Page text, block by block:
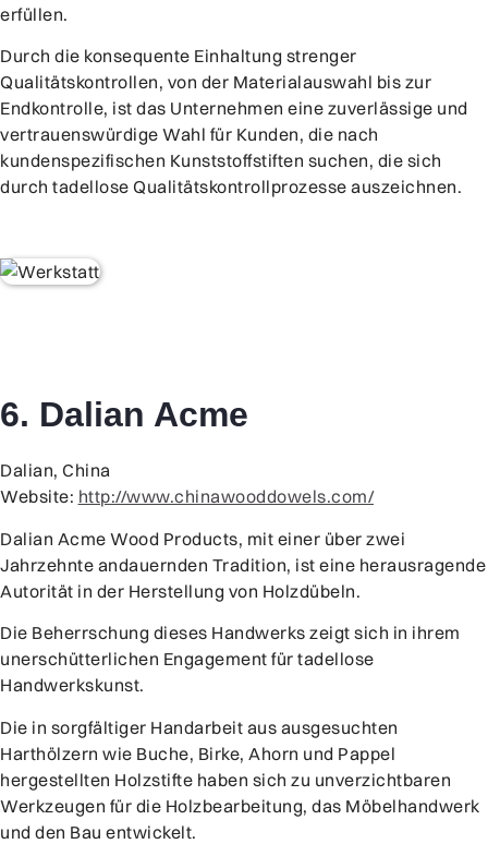
erfüllen.
Durch die konsequente Einhaltung strenger
Qualitätskontrollen, von der Materialauswahl bis zur
Endkontrolle, ist das Unternehmen eine zuverlässige und
vertrauenswürdige Wahl für Kunden, die nach
kundenspezifischen Kunststoffstiften suchen, die sich
durch tadellose Qualitätskontrollprozesse auszeichnen.
6. Dalian Acme
Dalian, China
Website: http://www.chinawooddowels.com/
Dalian Acme Wood Products, mit einer über zwei
Jahrzehnte andauernden Tradition, ist eine herausragende
Autorität in der Herstellung von Holzdübeln.
Die Beherrschung dieses Handwerks zeigt sich in ihrem
unerschütterlichen Engagement für tadellose
Handwerkskunst.
Die in sorgfältiger Handarbeit aus ausgesuchten
Harthölzern wie Buche, Birke, Ahorn und Pappel
hergestellten Holzstifte haben sich zu unverzichtbaren
Werkzeugen für die Holzbearbeitung, das Möbelhandwerk
und den Bau entwickelt.